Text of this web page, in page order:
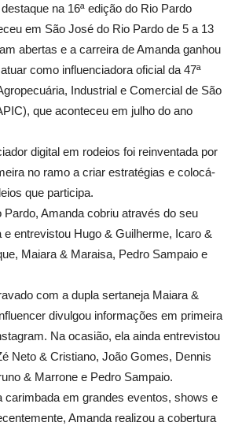
na 16ª edição do Rio Pardo
em São José do Rio Pardo de 5 a 13
abertas e a carreira de Amanda ganhou
como influenciadora oficial da 47ª
Industrial e Comercial de São
que aconteceu em julho do ano
digital em rodeios foi reinventada por
no ramo a criar estratégias e colocá-
que participa.
Amanda cobriu através do seu
e entrevistou Hugo & Guilherme, Icaro &
Maiara & Maraisa, Pedro Sampaio e
com a dupla sertaneja Maiara &
divulgou informações em primeira
Na ocasião, ela ainda entrevistou
Neto & Cristiano, João Gomes, Dennis
& Marrone e Pedro Sampaio.
carimbada em grandes eventos, shows e
Amanda realizou a cobertura